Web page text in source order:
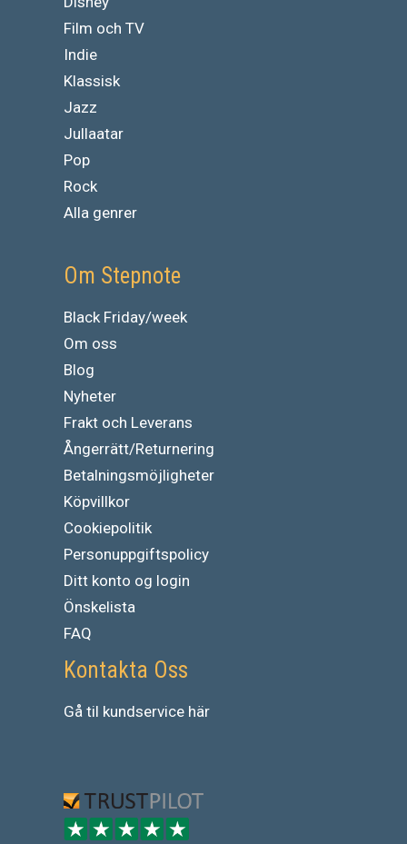
Film och TV
Indie
Klassisk
Jazz
Jullaatar
Pop
Rock
Alla genrer
Om Stepnote
Black Friday/week
Om oss
Blog
Nyheter
Frakt och Leverans
Ångerrätt/Returnering
Betalningsmöjligheter
Köpvillkor
Cookiepolitik
Personuppgiftspolicy
Ditt konto og login
Önskelista
FAQ
Kontakta Oss
Gå til kundservice här